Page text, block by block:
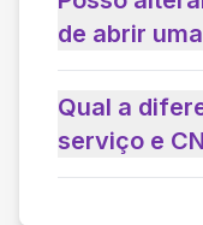
de abrir
Qual a
serviço e